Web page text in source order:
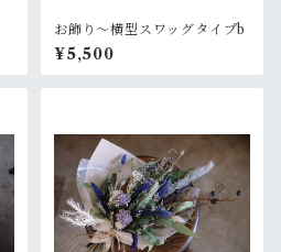
お飾り〜横型スワッグタイプb
¥5,500